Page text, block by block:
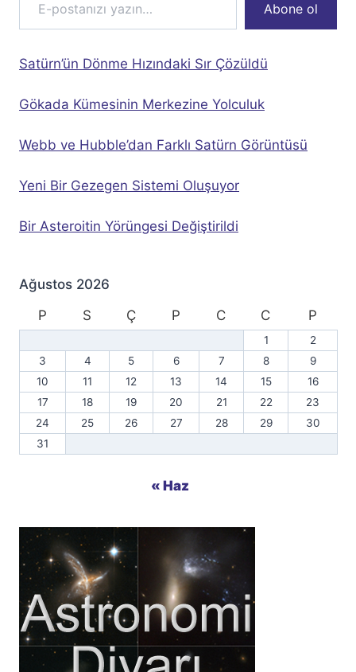
Abone ol
Satürn’ün Dönme Hızındaki Sır Çözüldü
Gökada Kümesinin Merkezine Yolculuk
Webb ve Hubble’dan Farklı Satürn Görüntüsü
Yeni Bir Gezegen Sistemi Oluşuyor
Bir Asteroitin Yörüngesi Değiştirildi
Ağustos 2026
P
S Ç P C C P
1
2
3
4 5 6 7 8
9
10
11 12 13 14 15
16
17
18 19 20 21 22
23
24
25 26 27 28 29
30
31
« Haz